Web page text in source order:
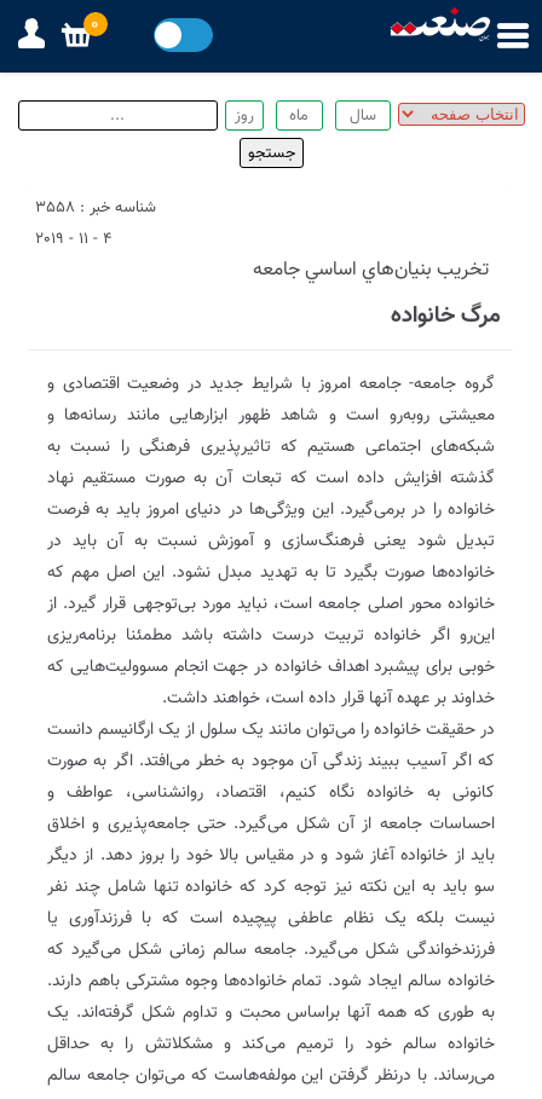
شناسه خبر : 3558
4 - 11 - 2019
تخریب بنيان‌هاي اساسي جامعه
مرگ خانواده
گروه جامعه- جامعه امروز با شرایط جدید در وضعیت اقتصادی و
معیشتی روبه‌رو است و شاهد ظهور ابزارهایی مانند رسانه‌ها و
شبکه‌های اجتماعی هستیم که تاثیرپذیری فرهنگی را نسبت به
گذشته افزایش داده است که تبعات آن به صورت مستقیم نهاد
خانواده را در برمی‌گیرد. این ویژگی‌ها در دنیای امروز باید به فرصت
تبدیل شود یعنی فرهنگ‌سازی و آموزش نسبت به آن باید در
خانواده‌ها صورت بگیرد تا به تهدید مبدل نشود. این اصل مهم که
خانواده محور اصلی جامعه است‌، نباید مورد بی‌توجهی قرار گیرد. از
این‌رو اگر خانواده تربیت درست داشته باشد مطمئنا برنامه‌ریزی
خوبی برای پیشبرد اهداف خانواده در جهت انجام مسوولیت‌هایی که
خداوند بر عهده آنها قرار داده است، خواهند داشت.
در حقیقت خانواده را می‌توان مانند یک سلول از یک ارگانیسم دانست
که اگر آسیب ببیند زندگی آن موجود به خطر می‌افتد. اگر به صورت
کانونی به خانواده نگاه کنیم، اقتصاد، روانشناسی، عواطف و
احساسات جامعه از آن شکل می‌گیرد. حتی جامعه‌پذیری و اخلاق
باید از خانواده آغاز شود و در مقیاس بالا خود را بروز دهد. از دیگر
سو باید به این نکته نیز توجه کرد که خانواده تنها شامل چند نفر
نیست بلکه یک نظام عاطفی پیچیده است که با فرزندآوری یا
فرزندخواندگی شکل می‌گیرد. جامعه سالم زمانی شکل می‌گیرد که
خانواده سالم ایجاد شود. تمام خانواده‌ها وجوه مشترکی باهم دارند.
به طوری که همه آنها براساس محبت و تداوم شکل گرفته‌اند. یک
خانواده سالم خود را ترمیم می‌کند و مشکلاتش را به حداقل
می‌رساند. با درنظر گرفتن این مولفه‌هاست که می‌توان جامعه سالم
0